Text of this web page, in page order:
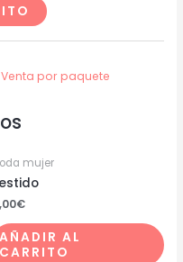
Venta por paquete
mujer
€
AÑADIR AL
CARRITO